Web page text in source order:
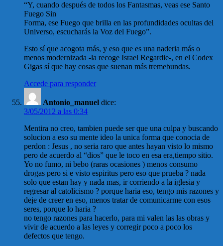
“Y, cuando después de todos los Fantasmas, veas ese Santo
Fuego Sin
Forma, ese Fuego que brilla en las profundidades ocultas del
Universo, escucharás la Voz del Fuego”.
Esto sí que acogota más, y eso que es una naderia más o
menos modernizada -la recoge Israel Regardie-, en el Codex
Gigas sí que hay cosas que suenan más tremebundas.
Accede para responder
Antonio_manuel dice:
3/05/2012 a las 0:34
Mentira no creo, tambien puede ser que una culpa y buscando
solucion a eso su mente ideo la unica forma que conocia de
perdon : Jesus , no seria raro que antes hayan visto lo mismo
pero de acuerdo al “dios” que le toco en esa era,tiempo sitio.
Yo no fumo, ni bebo (raras ocasiones ) menos consumo
drogas pero si e visto espiritus pero eso que prueba ? nada
solo que estan hay y nada mas, ir corriendo a la iglesia y
regresar al catolicismo ? porque haria eso, tengo mis razones y
deje de creer en eso, menos tratar de comunicarme con esos
seres, porque lo haria ?
no tengo razones para hacerlo, para mi valen las las obras y
vivir de acuerdo a las leyes y corregir poco a poco los
defectos que tengo.